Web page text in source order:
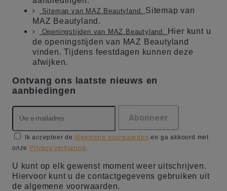
Sitemap van MAZ Beautyland. Sitemap van
MAZ Beautyland.
Openingstijden van MAZ Beautyland.
Hier kunt u
de openingstijden van MAZ Beautyland
vinden. Tijdens feestdagen kunnen deze
afwijken.
Ontvang ons laatste nieuws en
aanbiedingen
Ik accepteer de Algemene voorwaarden en ga akkoord met
onze Privacy verklaring.
U kunt op elk gewenst moment weer uitschrijven.
Hiervoor kunt u de contactgegevens gebruiken uit
de algemene voorwaarden.